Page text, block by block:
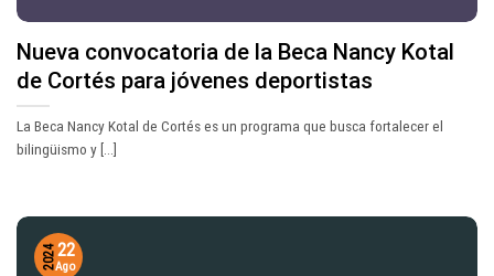
Nueva convocatoria de la Beca Nancy Kotal
de Cortés para jóvenes deportistas
La Beca Nancy Kotal de Cortés es un programa que busca fortalecer el
bilingüismo y [...]
22
Ago
2024